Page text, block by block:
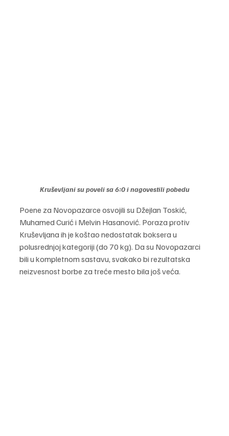
Kruševljani su poveli sa 6:0 i nagovestili pobedu
Poene za Novopazarce osvojili su Džejlan Toskić,
Muhamed Curić i Melvin Hasanović. Poraza protiv
Kruševljana ih je koštao nedostatak boksera u
polusrednjoj kategoriji (do 70 kg). Da su Novopazarci
bili u kompletnom sastavu, svakako bi rezultatska
neizvesnost borbe za treće mesto bila još veća.